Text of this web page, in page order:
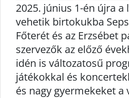
2025. június 1-én újra a
vehetik birtokukba
Főterét és az Erzsébet
szervezők az előző
idén is változatosű
játékokkal és
és nagy gyermekeket a